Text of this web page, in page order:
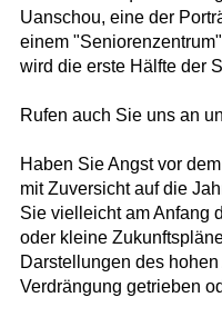
Uanschou, eine der
einem
wird die erste Hälfte der
Rufen auch Sie uns an
Haben Sie Angst vor
mit Zuversicht auf die
Sie vielleicht am Anfang
oder kleine
Darstellungen des
Verdrängung getrieben